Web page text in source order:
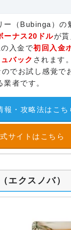
ー（Bubinga）の
ーナス20ドルが貰
入金で初回入金
バック されます
でお試し感覚で
者です。
報・攻略法はこち
サイトはこちら
エクスノバ）